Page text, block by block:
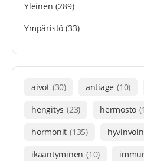
Yleinen (289)
Ympäristö (33)
aivot (30) antiage (10)
hengitys (23) hermosto
hormonit (135)
ikääntyminen (10)